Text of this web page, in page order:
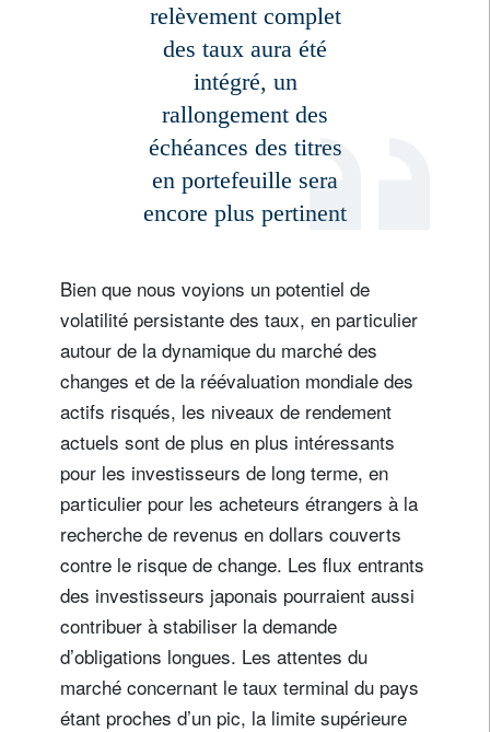
relèvement complet
des taux aura été
intégré, un
rallongement des
échéances des titres
en portefeuille sera
encore plus pertinent
Bien que nous voyions un potentiel de
volatilité persistante des taux, en particulier
autour de la dynamique du marché des
changes et de la réévaluation mondiale des
actifs risqués, les niveaux de rendement
actuels sont de plus en plus intéressants
pour les investisseurs de long terme, en
particulier pour les acheteurs étrangers à la
recherche de revenus en dollars couverts
contre le risque de change. Les flux entrants
des investisseurs japonais pourraient aussi
contribuer à stabiliser la demande
d’obligations longues. Les attentes du
marché concernant le taux terminal du pays
étant proches d’un pic, la limite supérieure